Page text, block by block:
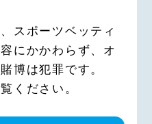
スポーツベッティ
にかかわらず、オ
博は犯罪です。
ください。